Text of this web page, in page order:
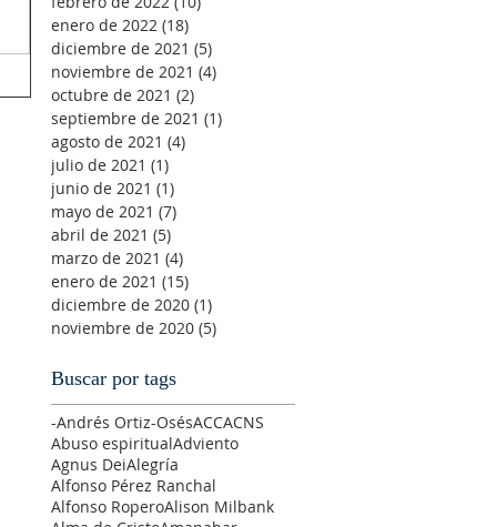
enero de 2022 (18)
diciembre de 2021 (5)
noviembre de 2021 (4)
octubre de 2021 (2)
septiembre de 2021 (1)
agosto de 2021 (4)
julio de 2021 (1)
junio de 2021 (1)
mayo de 2021 (7)
abril de 2021 (5)
marzo de 2021 (4)
enero de 2021 (15)
diciembre de 2020 (1)
noviembre de 2020 (5)
Buscar por tags
-Andrés Ortiz-OsésACCACNS
Abuso espiritualAdviento
Agnus DeiAlegría
Alfonso Pérez Ranchal
Alfonso RoperoAlison Milbank